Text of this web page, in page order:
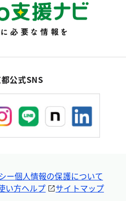
公式SNS
ー個人情報の保護について
い方ヘルプ サイトマップ